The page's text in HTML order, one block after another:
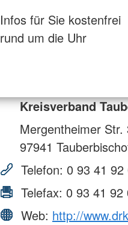
Infos für Sie kostenfrei
rund um die Uhr
Kreisverband
Mergentheimer Str.
97941
Telefon: 0 93 41 92
Telefax: 0 93 41 92
Web: http://